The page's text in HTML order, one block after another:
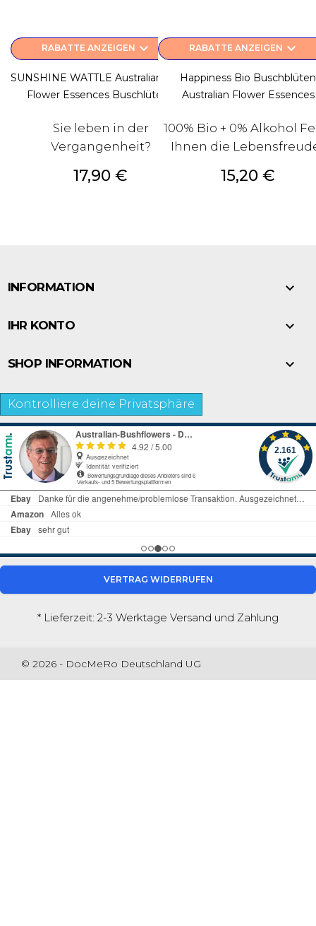
RABATTE ANZEIGEN keyboard_arrow_down
SUNSHINE WATTLE Australian Bush
Flower Essences Buschlüten...
Sie leben in der
Vergangenheit?
Preis
17,90 €
RABATTE ANZEIGEN keyboard_arrow_down
Happiness Bio Buschblüten
Australian Flower Essences
100% Bio + 0% Alkohol
Ihnen die
Preis
15,20 €
INFORMATION 
IHR KONTO 
SHOP INFORMATION 
Kontrolliere deine Privatsphäre
VERTRAG WIDERRUFEN
* Lieferzeit: 2-3 Werktage Versand und Zahlung
© 2026 - DocMeRo Deutschland UG